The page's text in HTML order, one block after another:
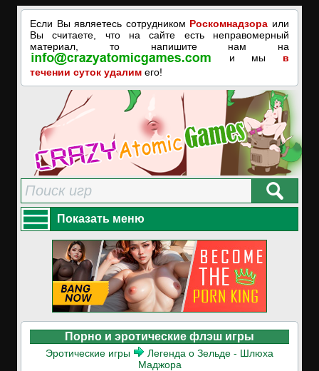
Если Вы являетесь сотрудником Роскомнадзора или
Вы считаете, что на сайте есть неправомерный
материал, то напишите нам на
и мы в
течении суток удалим его!
Показать меню
Порно и эротические флэш игры
Эротические игры
Легенда о Зельде - Шлюха
Маджора